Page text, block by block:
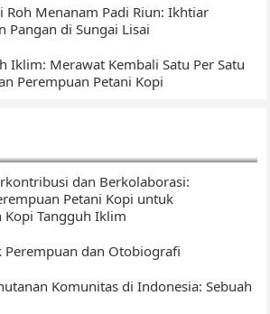
Roh Menanam Padi Riun: Ikhtiar
Pangan di Sungai Lisai
Iklim: Merawat Kembali Satu Per Satu
Perempuan Petani Kopi
Bengkulu, Membangun Narasi Kopi
dan Berkolaborasi:
Petani Kopi untuk
Tangguh Iklim
Perempuan dan Otobiografi
Komunitas di Indonesia: Sebuah